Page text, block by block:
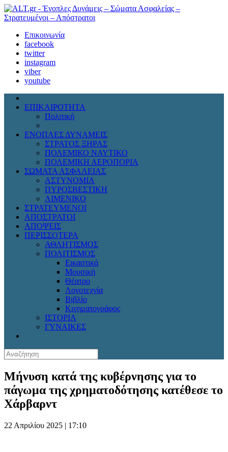
Επικοινωνία
facebook
twitter
instagram
viber
youtube
ΕΠΙΚΑΙΡΟΤΗΤΑ
Πολιτική
ΕΝΟΠΛΕΣ ΔΥΝΑΜΕΙΣ
ΣΤΡΑΤΟΣ ΞΗΡΑΣ
ΠΟΛΕΜΙΚΟ ΝΑΥΤΙΚΟ
ΠΟΛΕΜΙΚΗ ΑΕΡΟΠΟΡΙΑ
ΣΩΜΑΤΑ ΑΣΦΑΛΕΙΑΣ
ΑΣΤΥΝΟΜΙΑ
ΠΥΡΟΣΒΕΣΤΙΚΗ
ΛΙΜΕΝΙΚΟ
ΣΤΡΑΤΕΥΜΕΝΟΙ
ΑΠΟΣΤΡΑΤΟΙ
ΑΠΟΨΕΙΣ
ΠΕΡΙΣΣΟΤΕΡΑ
ΑΘΛΗΤΙΣΜΟΣ
ΠΟΛΙΤΙΣΜΟΣ
Εικαστικά
Μουσική
Θέατρο
Λογοτεχνία
Βιβλίο
Κινηματογράφος
ΙΣΤΟΡΙΑ
ΓΥΝΑΙΚΕΣ
Μήνυση κατά της κυβέρνησης για το
πάγωμα της χρηματοδότησης κατέθεσε το
Χάρβαρντ
22 Απριλίου 2025 | 17:10